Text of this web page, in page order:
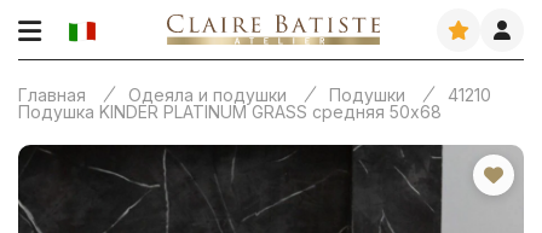
Главная Одеяла и подушки Подушки
41210
Подушка KINDER PLATINUM GRASS средняя 50х68